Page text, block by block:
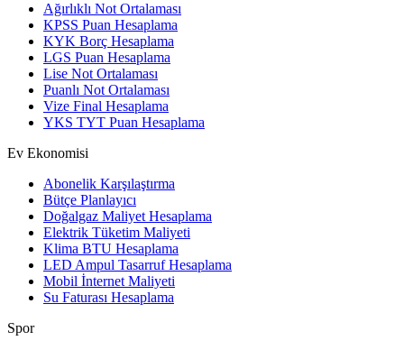
Ağırlıklı Not Ortalaması
KPSS Puan Hesaplama
KYK Borç Hesaplama
LGS Puan Hesaplama
Lise Not Ortalaması
Puanlı Not Ortalaması
Vize Final Hesaplama
YKS TYT Puan Hesaplama
Ev Ekonomisi
Abonelik Karşılaştırma
Bütçe Planlayıcı
Doğalgaz Maliyet Hesaplama
Elektrik Tüketim Maliyeti
Klima BTU Hesaplama
LED Ampul Tasarruf Hesaplama
Mobil İnternet Maliyeti
Su Faturası Hesaplama
Spor